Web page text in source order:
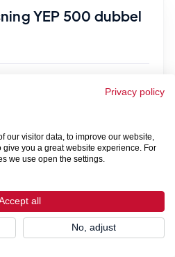
YEP 500 dubbel
YAP 500
Privacy policy
our visitor data, to improve our website,
you a great website experience. For
we use open the settings.
all
No, adjust